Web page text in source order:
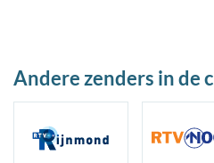
Andere zenders in de